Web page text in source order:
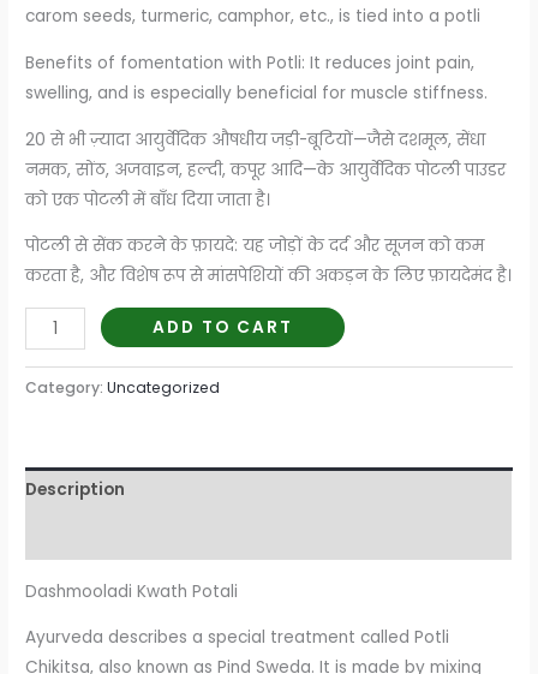
carom seeds, turmeric, camphor, etc., is tied into a potli
Benefits of fomentation with Potli: It reduces joint pain,
swelling, and is especially beneficial for muscle stiffness.
20 से भी ज़्यादा आयुर्वेदिक औषधीय जड़ी-बूटियों—जैसे दशमूल, सेंधा
नमक, सोंठ, अजवाइन, हल्दी, कपूर आदि—के आयुर्वेदिक पोटली पाउडर
को एक पोटली में बाँध दिया जाता है।
पोटली से सेंक करने के फ़ायदे: यह जोड़ों के दर्द और सूजन को कम
करता है, और विशेष रूप से मांसपेशियों की अकड़न के लिए फ़ायदेमंद है।
ADD TO CART
Category:Uncategorized
Description
Dashmooladi Kwath Potali
Ayurveda describes a special treatment called Potli
Chikitsa, also known as Pind Sweda. It is made by mixing